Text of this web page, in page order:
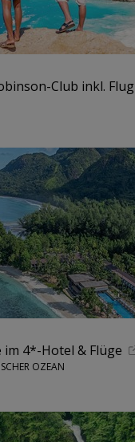
Club inkl. Flug
im 4*-Hotel & Flüge
OZEAN